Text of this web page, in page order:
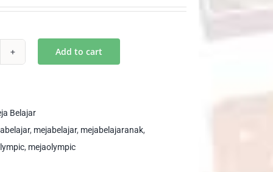
Add to cart
Belajar
, mejabelajar, mejabelajaranak,
, mejaolympic